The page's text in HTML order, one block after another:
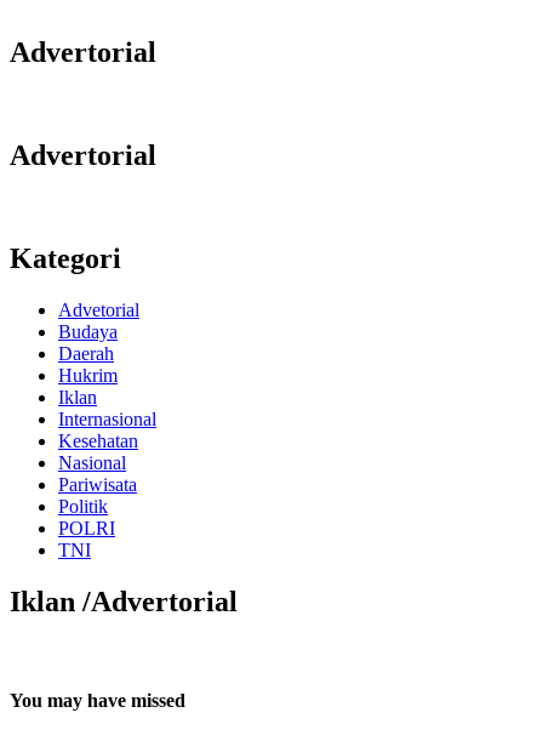
Advertorial
Advertorial
Kategori
Advetorial
Budaya
Daerah
Hukrim
Iklan
Internasional
Kesehatan
Nasional
Pariwisata
Politik
POLRI
TNI
Iklan /Advertorial
You may have missed